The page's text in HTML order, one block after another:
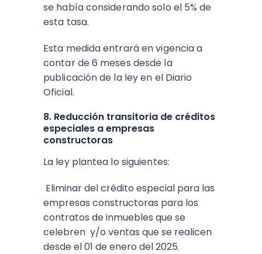
se había considerando solo el 5% de
esta tasa.
Esta medida entrará en vigencia a
contar de 6 meses desde la
publicación de la ley en el Diario
Oficial.
8. Reducción transitoria de créditos
especiales a empresas
constructoras
La ley plantea lo siguientes:
Eliminar del crédito especial para las
empresas constructoras para los
contratos de inmuebles que se
celebren y/o ventas que se realicen
desde el 01 de enero del 2025.